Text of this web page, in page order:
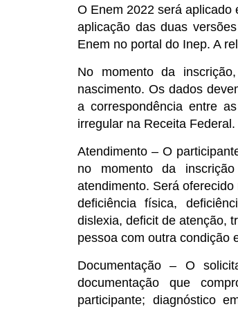
O Enem 2022 será aplicado
aplicação das duas
Enem no portal do Inep. A
No momento da
nascimento. Os dados
a correspondência entre
irregular na Receita Federal.
Atendimento – O
no momento da
atendimento. Será
deficiência física,
dislexia, deficit de atenção,
pessoa com outra condição
Documentação – O
documentação que
participante; diagnóstico